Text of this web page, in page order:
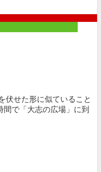
伏せた形に似ていること
で「大志の広場」に到